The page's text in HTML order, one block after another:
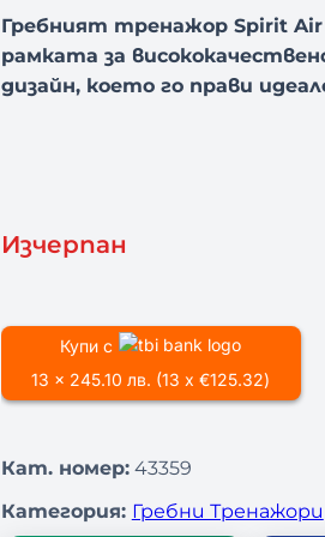
Гребният тренажор Spirit Air
рамката за
дизайн, което го прави
Изчерпан
Купи с
13 x 245.10 лв. (13 x €125.32)
Кат. номер: 43359
Категория: Гребни Тренажори